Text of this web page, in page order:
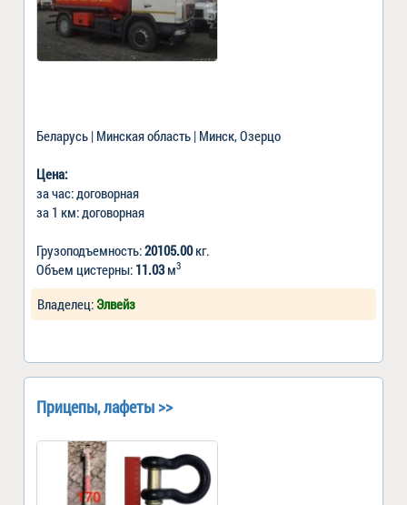
Беларусь | Минская область | Минск, Озерцо
Цена:
за час: договорная
за 1 км: договорная
Грузоподъемность:20105.00кг.
Объем цистерны: 11.03м3
Владелец: Элвейз
Прицепы, лафеты >>